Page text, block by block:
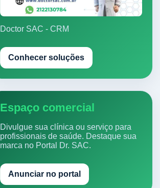
Doctor SAC - CRM
Conhecer soluções
Espaço comercial
Divulgue sua clínica ou serviço para
profissionais de saúde. Destaque sua
marca no Portal Dr. SAC.
Anunciar no portal